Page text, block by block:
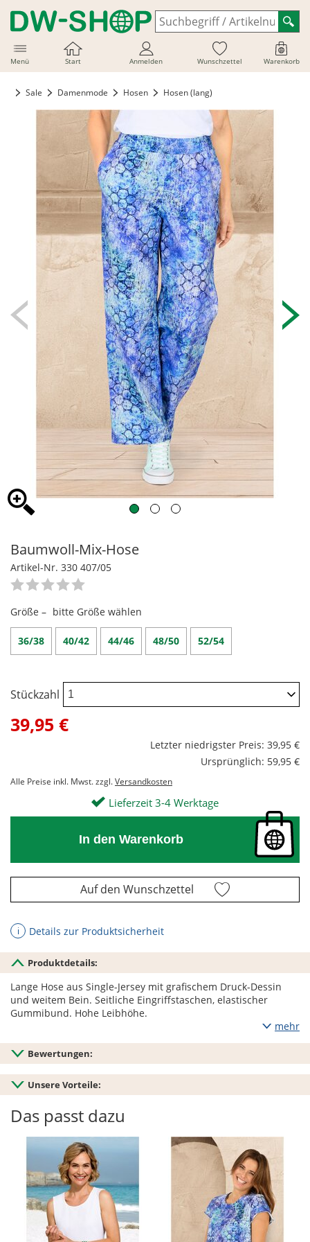
Menü Start Anmelden Wunschzettel Warenkorb
Sale Damenmode Hosen Hosen (lang)
Baumwoll-Mix-Hose
Artikel-Nr. 330 407/05
Größe – bitte Größe wählen
36/38 40/42 44/46 48/50 52/54
Stückzahl
39,95 €
Letzter niedrigster Preis: 39,95 €
Ursprünglich: 59,95 €
Alle Preise inkl. Mwst. zzgl.Versandkosten
Lieferzeit 3-4 Werktage
In den Warenkorb
Auf den Wunschzettel
ℹ Details zur Produktsicherheit
Produktdetails:
Lange Hose aus Single-Jersey mit grafischem Druck-Dessin
und weitem Bein. Seitliche Eingriffstaschen, elastischer
Gummibund. Hohe Leibhöhe.
mehr
Bewertungen:
Unsere Vorteile:
Das passt dazu